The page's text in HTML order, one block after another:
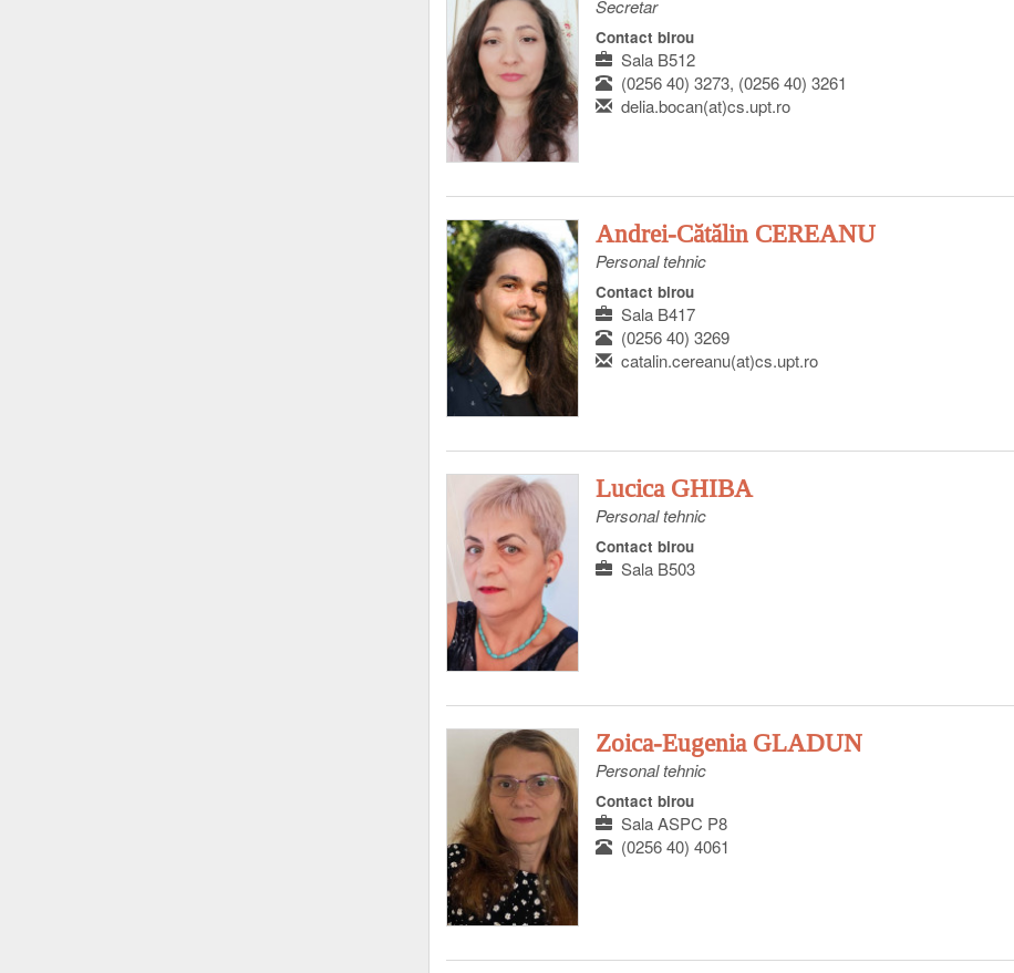
Secretar
Contact birou
Sala B512
(0256 40) 3273, (0256 40) 3261
delia.bocan(at)cs.upt.ro
Andrei-Cătălin CEREANU
Personal tehnic
Contact birou
Sala B417
(0256 40) 3269
catalin.cereanu(at)cs.upt.ro
Lucica GHIBA
Personal tehnic
Contact birou
Sala B503
Zoica-Eugenia GLADUN
Personal tehnic
Contact birou
Sala ASPC P8
(0256 40) 4061